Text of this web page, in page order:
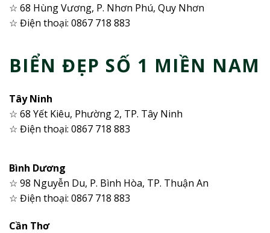
☆ 68 Hùng Vương, P. Nhơn Phú, Quy Nhơn
☆ Điện thoại: 0867 718 883
BIỂN ĐẸP SỐ 1 MIỀN NAM
Tây Ninh
☆ 68 Yết Kiêu, Phường 2, TP. Tây Ninh
☆ Điện thoại: 0867 718 883
Bình Dương
☆ 98 Nguyễn Du, P. Bình Hòa, TP. Thuận An
☆ Điện thoại: 0867 718 883
Cần Thơ